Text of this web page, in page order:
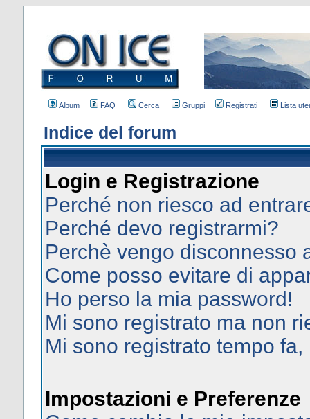
Album FAQ Cerca Gruppi Registrati Lista
Indice del forum
Login e Registrazione
Perché non riesco ad
Perché devo registrarmi?
Perchè vengo disconnesso
Come posso evitare di
Ho perso la mia password!
Mi sono registrato ma non
Mi sono registrato tempo
Impostazioni e Preferenze